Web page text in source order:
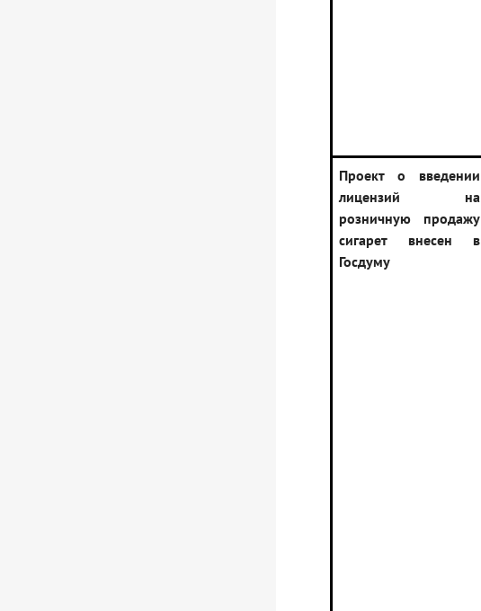
Проект о введении
лицензий на
розничную продажу
сигарет внесен в
Госдуму